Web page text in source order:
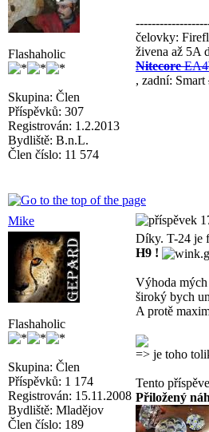
Flashaholic
Skupina: Člen
Příspěvků: 307
Registrován: 1.2.2013
Bydliště: B.n.L.
Člen číslo: 11 574
čelovky:
živena až 5A
Nitecore
, zadní: Smart
Mike
Flashaholic
Skupina: Člen
Příspěvků: 1 174
Registrován: 15.11.2008
Bydliště: Mladějov
Člen číslo: 189
Díky. T-24 je
H9 !
Výhoda
široký bych
A protě
=> je toho
Tento
Přiložený